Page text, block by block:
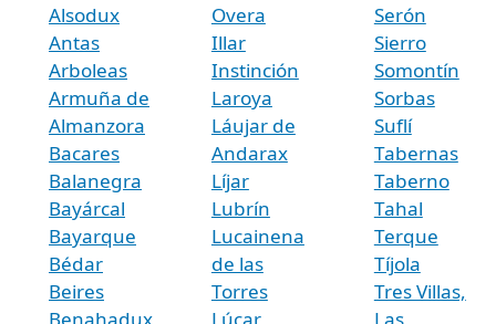
Alsodux
Antas
Arboleas
Armuña de
Almanzora
Bacares
Balanegra
Bayárcal
Bayarque
Bédar
Beires
Benahadux
Overa
Illar
Instinción
Laroya
Láujar de
Andarax
Líjar
Lubrín
Lucainena
de las
Torres
Lúcar
Serón
Sierro
Somontín
Sorbas
Suflí
Tabernas
Taberno
Tahal
Terque
Tíjola
Tres Villas,
Las